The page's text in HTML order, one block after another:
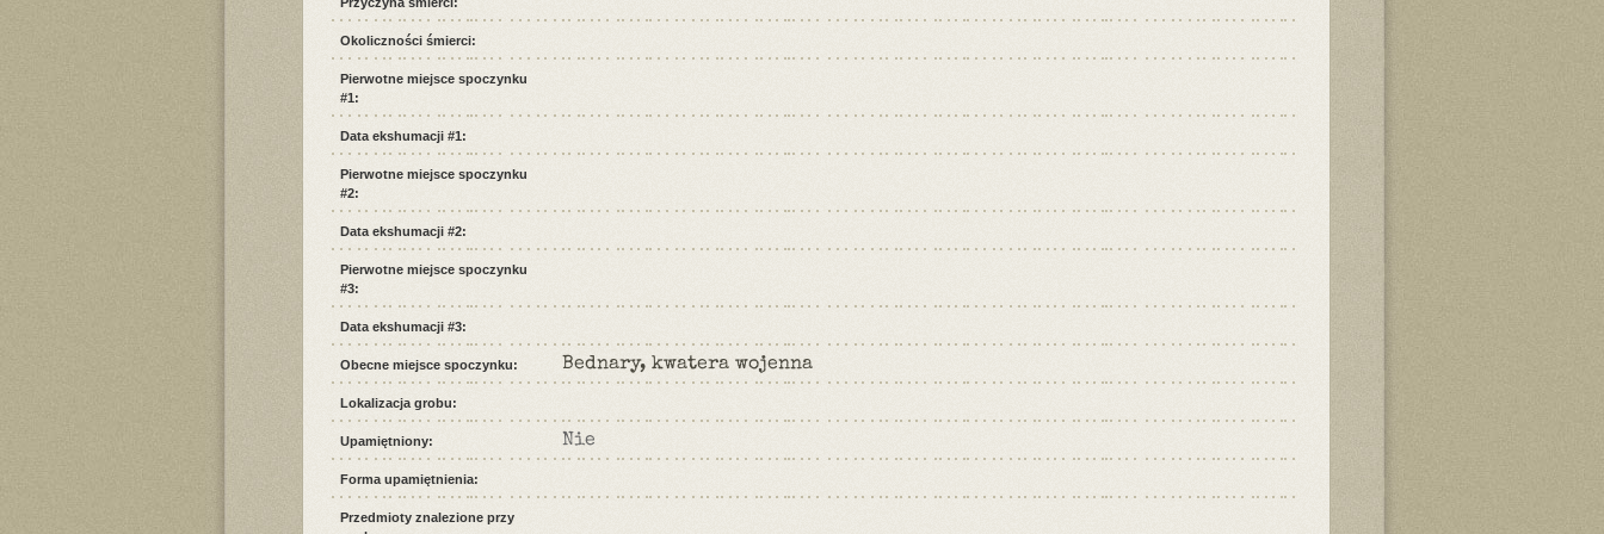
Okoliczności śmierci:
Pierwotne miejsce spoczynku
#1:
Data ekshumacji #1:
Pierwotne miejsce spoczynku
#2:
Data ekshumacji #2:
Pierwotne miejsce spoczynku
#3:
Data ekshumacji #3:
Obecne miejsce spoczynku: Bednary, kwatera wojenna
Lokalizacja grobu:
Upamiętniony: Nie
Forma upamiętnienia:
Przedmioty znalezione przy